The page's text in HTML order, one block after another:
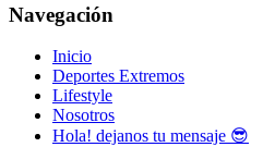
Navegación
Inicio
Deportes Extremos
Lifestyle
Nosotros
Hola! dejanos tu mensaje 😎